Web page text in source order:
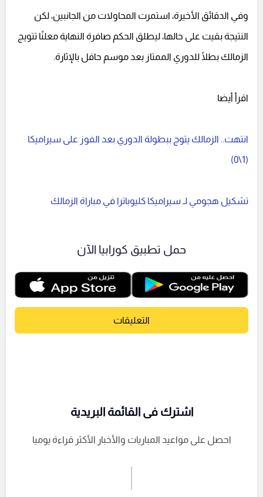
وفي الدقائق الأخيرة، استمرت المحاولات من الجانبين، لكن
النتيجة بقيت على حالها، ليطلق الحكم صافرة النهاية معلنًا تتويج
الزمالك بطلًا للدوري الممتاز بعد موسم حافل بالإثارة.
اقرأ أيضا
انتهت.. الزمالك يتوج ببطولة الدوري بعد الفوز على سيراميكا
(1\0)
تشكيل هجومي لـ سيراميكا كليوباترا في مباراة الزمالك
حمل تطبيق كورابيا الآن
التعليقات
إرسال تعليق
اشترك فى القائمة البريدية
احصل على مواعيد المباريات والأخبار الأكثر قراءة يوميا